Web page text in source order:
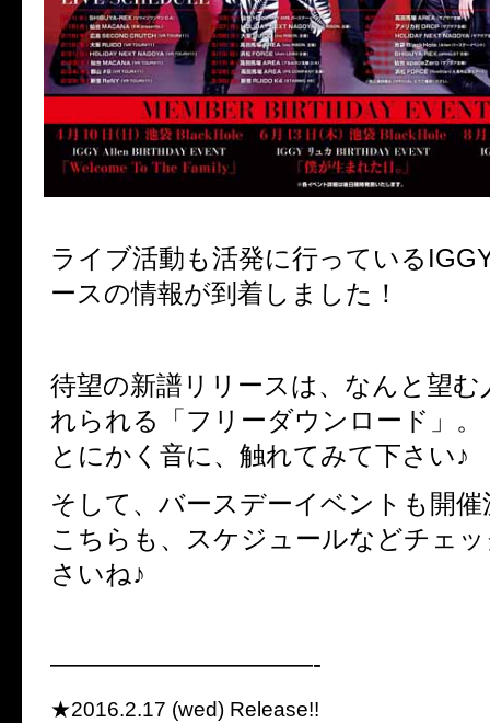
ライブ活動も活発に行っている
ースの情報が到着しました！
待望の新譜リリースは、なんと望む
れられる「フリーダウンロード」。
とにかく音に、触れてみて下さい♪
そして、バースデーイベントも開催
こちらも、スケジュールなどチェ
さいね♪
——————————-
★2016.2.17 (wed) Release!!